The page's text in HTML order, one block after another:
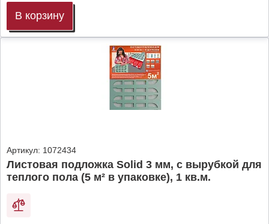
В корзину
Артикул: 1072434
Листовая подложка Solid 3 мм, с вырубкой для
теплого пола (5 м² в упаковке), 1 кв.м.